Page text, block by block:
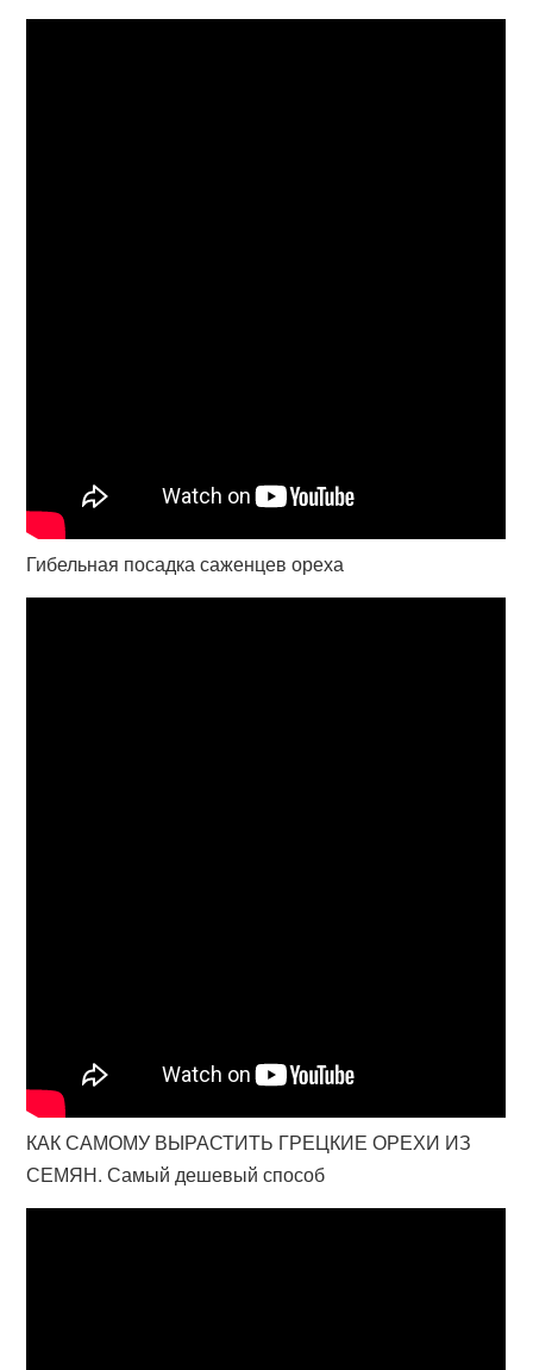
Гибельная посадка саженцев ореха
КАК САМОМУ ВЫРАСТИТЬ ГРЕЦКИЕ ОРЕХИ ИЗ
СЕМЯН. Самый дешевый способ